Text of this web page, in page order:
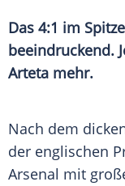
Das 4:1 im
beeindruckend.
Arteta mehr.
Nach dem
der englischen
Arsenal mit